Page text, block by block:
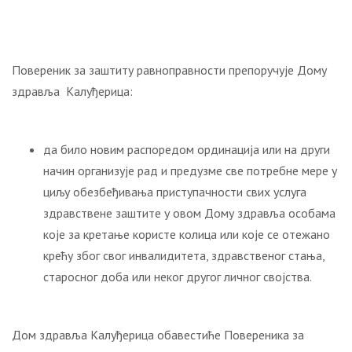
Повереник за заштиту равноправности препоручује Дому
здравља Калуђерица:
да било новим распоредом ординација или на други
начин организује рад и предузме све потребне мере у
циљу обезбеђивања приступачности свих услуга
здравствене заштите у овом Дому здравља особама
које за кретање користе колица или које се отежано
крећу због свог инвалидитета, здравственог стања,
старосног доба или неког другог личног својства.
Дом здравља Калуђерица обавестиће Повереника за